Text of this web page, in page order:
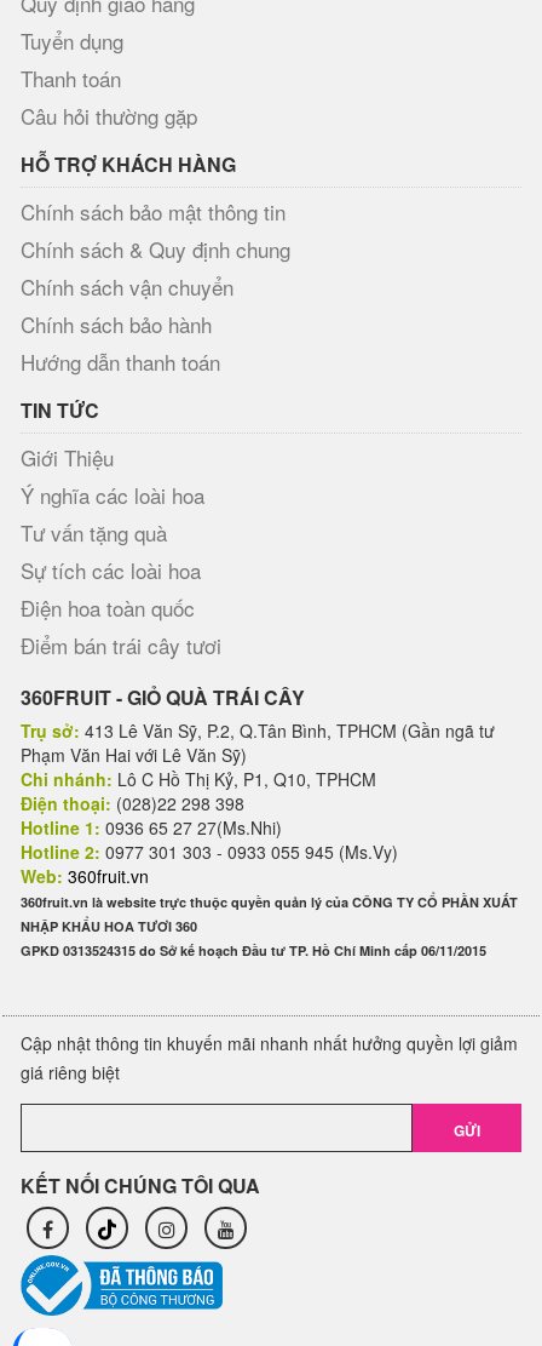
Tuyển dụng
Thanh toán
Câu hỏi thường gặp
HỖ TRỢ KHÁCH HÀNG
Chính sách bảo mật thông tin
Chính sách & Quy định chung
Chính sách vận chuyển
Chính sách bảo hành
Hướng dẫn thanh toán
TIN TỨC
Giới Thiệu
Ý nghĩa các loài hoa
Tư vấn tặng quà
Sự tích các loài hoa
Điện hoa toàn quốc
Điểm bán trái cây tươi
360FRUIT - GIỎ QUÀ TRÁI CÂY
Trụ sở: 413 Lê Văn Sỹ, P.2, Q.Tân Bình, TPHCM (Gần ngã tư
Phạm Văn Hai với Lê Văn Sỹ)
Chi nhánh: Lô C Hồ Thị Kỷ, P1, Q10, TPHCM
Điện thoại: (028)22 298 398
Hotline 1: 0936 65 27 27(Ms.Nhi)
Hotline 2: 0977 301 303 - 0933 055 945 (Ms.Vy)
Web: 360fruit.vn
360fruit.vn là website trực thuộc quyền quản lý của CÔNG TY CỔ PHẦN XUẤT
NHẬP KHẨU HOA TƯƠI 360
GPKD 0313524315 do Sở kế hoạch Đầu tư TP. Hồ Chí Minh cấp 06/11/2015
Cập nhật thông tin khuyến mãi nhanh nhất hưởng quyền lợi giảm
giá riêng biệt
GỬI
KẾT NỐI CHÚNG TÔI QUA